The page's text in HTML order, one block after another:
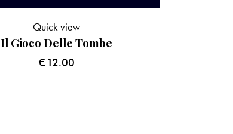
Il Gioco Delle Tombe
€12.00
Quick view